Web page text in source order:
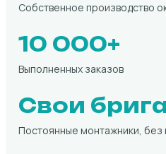
Собственное производство
10 000+
Выполненных заказов
Свои
Постоянные монтажники, без